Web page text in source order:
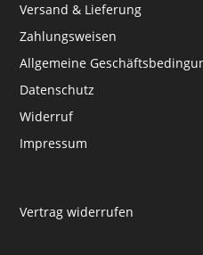
Versand & Lieferung
Zahlungsweisen
Allgemeine
Datenschutz
Widerruf
Impressum
Vertrag widerrufen